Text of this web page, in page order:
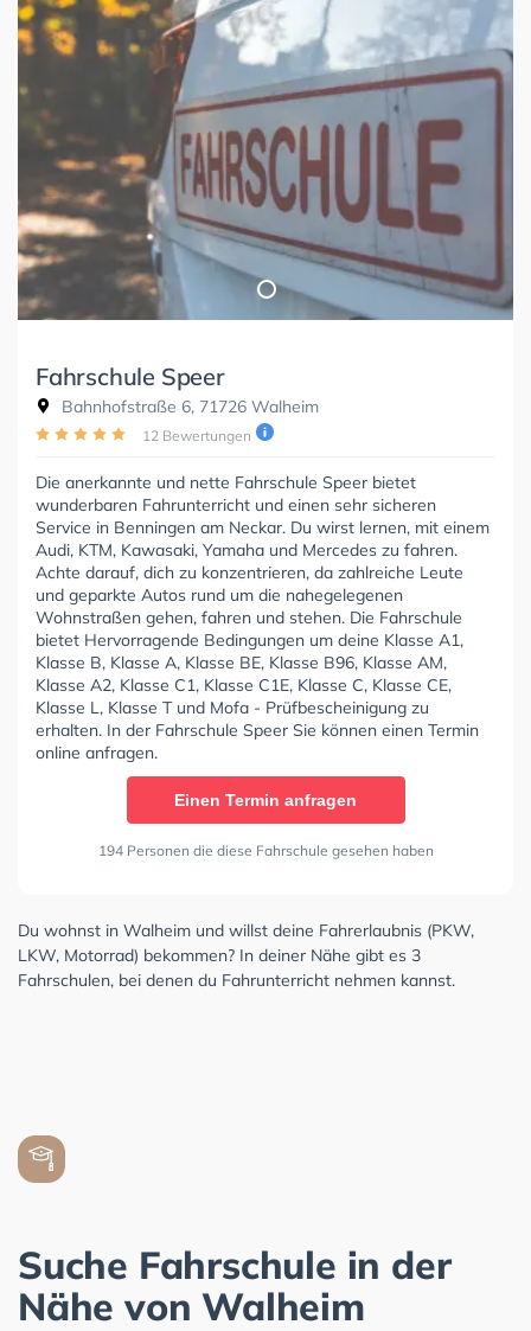
Fahrschule Speer
Bahnhofstraße 6, 71726 Walheim
12 Bewertungen
Die anerkannte und nette Fahrschule Speer bietet
wunderbaren Fahrunterricht und einen sehr sicheren
Service in Benningen am Neckar. Du wirst lernen, mit einem
Audi, KTM, Kawasaki, Yamaha und Mercedes zu fahren.
Achte darauf, dich zu konzentrieren, da zahlreiche Leute
und geparkte Autos rund um die nahegelegenen
Wohnstraßen gehen, fahren und stehen. Die Fahrschule
bietet Hervorragende Bedingungen um deine Klasse A1,
Klasse B, Klasse A, Klasse BE, Klasse B96, Klasse AM,
Klasse A2, Klasse C1, Klasse C1E, Klasse C, Klasse CE,
Klasse L, Klasse T und Mofa - Prüfbescheinigung zu
erhalten. In der Fahrschule Speer Sie können einen Termin
online anfragen.
Einen Termin anfragen
194 Personen die diese Fahrschule gesehen haben
Du wohnst in Walheim und willst deine Fahrerlaubnis (PKW,
LKW, Motorrad) bekommen? In deiner Nähe gibt es 3
Fahrschulen, bei denen du Fahrunterricht nehmen kannst.
Suche Fahrschule in der
Nähe von Walheim